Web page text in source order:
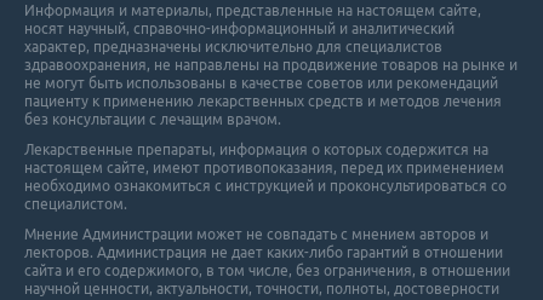
Информация и материалы, представленные на настоящем сайте,
носят научный, справочно-информационный и аналитический
характер, предназначены исключительно для специалистов
здравоохранения, не направлены на продвижение товаров на рынке и
не могут быть использованы в качестве советов или рекомендаций
пациенту к применению лекарственных средств и методов лечения
без консультации с лечащим врачом.
Лекарственные препараты, информация о которых содержится на
настоящем сайте, имеют противопоказания, перед их применением
необходимо ознакомиться с инструкцией и проконсультироваться со
специалистом.
Мнение Администрации может не совпадать с мнением авторов и
лекторов. Администрация не дает каких-либо гарантий в отношении
cайта и его cодержимого, в том числе, без ограничения, в отношении
научной ценности, актуальности, точности, полноты, достоверности